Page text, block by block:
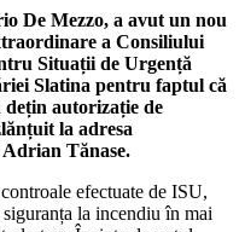
De Mezzo, a avut un nou
a Consiliului
Situații de Urgență
Slatina pentru faptul că
autorizație de
la adresa
Tănase.
efectuate de ISU,
la incendiu în mai